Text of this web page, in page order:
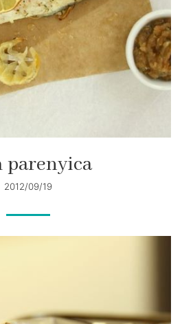
parenyica
2012/09/19